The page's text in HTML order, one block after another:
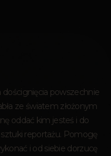
powszechnie
ze światem złożonym
oddać kim jesteś i do
sztuki reportażu. Pomogę
i od siebie dorzucę